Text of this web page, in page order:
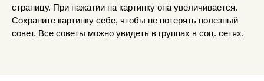
страницу. При нажатии на картинку она увеличивается.
Сохраните картинку себе, чтобы не потерять полезный
совет. Все советы можно увидеть в группах в соц. сетях.